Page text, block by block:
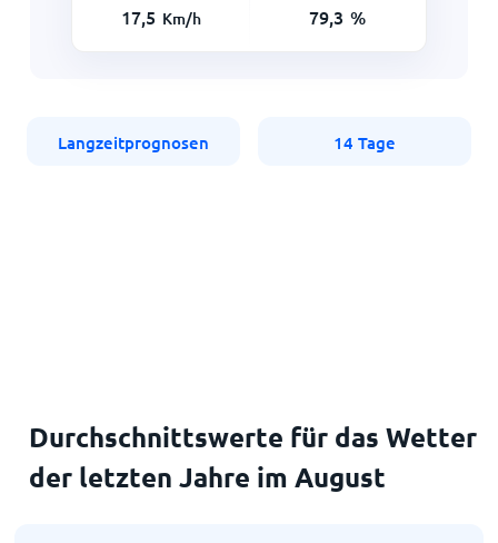
17,5 Km/h 79,3 %
Langzeitprognosen 14 Tage
Durchschnittswerte für das Wetter
der letzten Jahre im August